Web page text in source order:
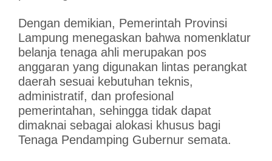
Dengan demikian, Pemerintah Provinsi
Lampung menegaskan bahwa nomenklatur
belanja tenaga ahli merupakan pos
anggaran yang digunakan lintas perangkat
daerah sesuai kebutuhan teknis,
administratif, dan profesional
pemerintahan, sehingga tidak dapat
dimaknai sebagai alokasi khusus bagi
Tenaga Pendamping Gubernur semata.